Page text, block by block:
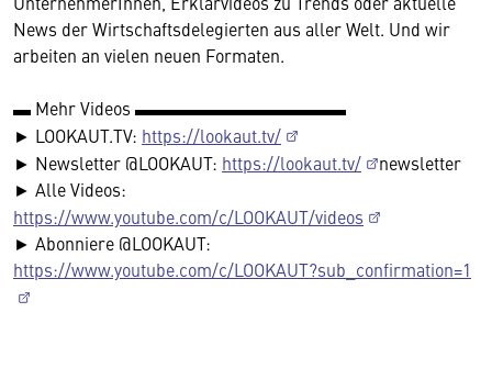
News der Wirtschaftsdelegierten aus aller Welt. Und wir
arbeiten an vielen neuen Formaten.
▬ Mehr Videos ▬▬▬▬▬▬▬▬▬▬▬▬
► LOOKAUT.TV: https://lookaut.tv/
► Newsletter @LOOKAUT: https://lookaut.tv/
newsletter
► Alle Videos:
https://www.youtube.com/c/LOOKAUT/videos
► Abonniere @LOOKAUT:
https://www.youtube.com/c/LOOKAUT?sub_confirmation=1